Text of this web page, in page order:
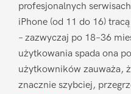
profesjonalnych
iPhone (od 11 do 16)
– zazwyczaj po 18–36
użytkowania spada ona
użytkowników zauważa,
znacznie szybciej,